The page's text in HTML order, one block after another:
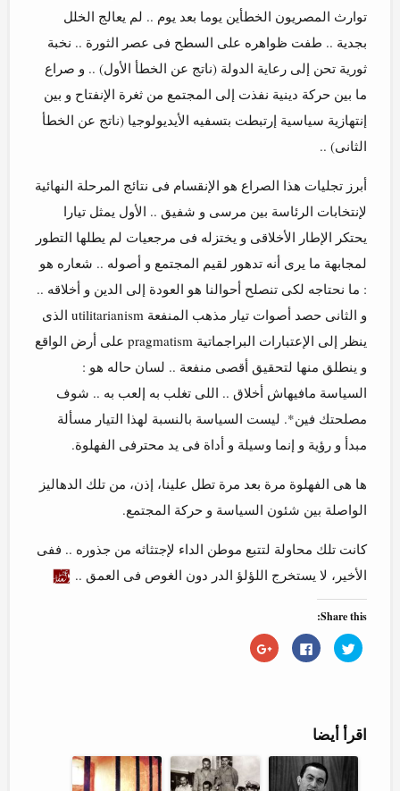
توارث المصريون الخطأين يوما بعد يوم .. لم يعالج الخلل
بجدية .. طفت ظواهره على السطح فى عصر الثورة .. نخبة
ثورية تحن إلى رعاية الدولة (ناتج عن الخطأ الأول) .. و صراع
ما بين حركة دينية نفذت إلى المجتمع من ثغرة الإنفتاح و بين
إنتهازية سياسية إرتبطت بتسفيه الأيديولوجيا (ناتج عن الخطأ
الثانى) ..
أبرز تجليات هذا الصراع هو الإنقسام فى نتائج المرحلة النهائية
لإنتخابات الرئاسة بين مرسى و شفيق .. الأول يمثل تيارا
يحتكر الإطار الأخلاقى و يختزله فى مرجعيات لم يطلها التطور
لمجابهة ما يرى أنه تدهور لقيم المجتمع و أصوله .. شعاره هو
: ما نحتاجه لكى تنصلح أحوالنا هو العودة إلى الدين و أخلاقه ..
و الثانى حصد أصوات تيار مذهب المنفعة utilitarianism الذى
ينظر إلى الإعتبارات البراجماتية pragmatism على أرض الواقع
و ينطلق منها لتحقيق أقصى منفعة .. لسان حاله هو :
السياسة مافيهاش أخلاق .. اللى تغلب به إلعب به .. شوف
مصلحتك فين*. ليست السياسة بالنسبة لهذا التيار مسألة
مبدأ و رؤية و إنما وسيلة و أداة فى يد محترفى الفهلوة.
ها هى الفهلوة مرة بعد مرة تطل علينا، إذن، من تلك الدهاليز
الواصلة بين شئون السياسة و حركة المجتمع.
كانت تلك محاولة لتتبع موطن الداء لإجتثاثه من جذوره .. ففى
الأخير، لا يستخرج اللؤلؤ الدر دون الغوص فى العمق ..
Share this:
Click
to
share
window)
Click
to
share
Click
to
اقرأ أيضا